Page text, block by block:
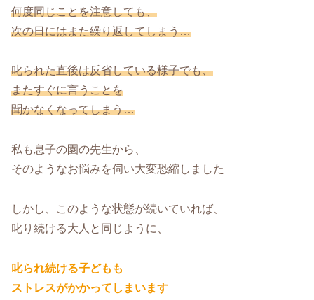
何度同じことを注意しても、
次の日にはまた繰り返してしまう…
叱られた直後は反省している様子でも、
またすぐに言うことを
聞かなくなってしまう…
私も息子の園の先生から、
そのようなお悩みを伺い大変恐縮しました
しかし、このような状態が続いていれば、
叱り続ける大人と同じように、
叱られ続ける子どもも
ストレスがかかってしまいます